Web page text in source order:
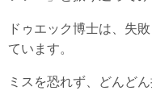
ドゥエック博士は、失
ています。
ミスを恐れず、どんど